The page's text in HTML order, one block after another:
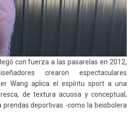
con fuerza a las pasarelas en 2012,
crearon espectaculares
Wang aplica el espíritu sport a una
de textura acuosa y conceptual;
prendas deportivas -como la beisbolera